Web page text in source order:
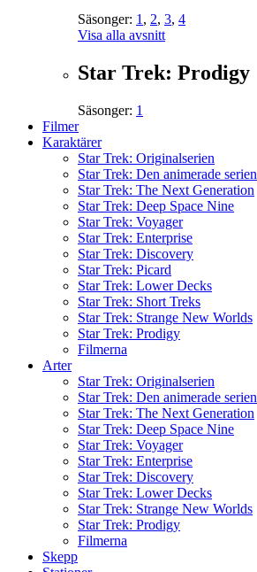
Säsonger: 1 , 2, 3, 4
Visa alla avsnitt
Star Trek: Prodigy
Säsonger: 1
Filmer
Karaktärer
Star Trek: Originalserien
Star Trek: Den animerade serien
Star Trek: The Next Generation
Star Trek: Deep Space Nine
Star Trek: Voyager
Star Trek: Enterprise
Star Trek: Discovery
Star Trek: Picard
Star Trek: Lower Decks
Star Trek: Short Treks
Star Trek: Strange New Worlds
Star Trek: Prodigy
Filmerna
Arter
Star Trek: Originalserien
Star Trek: Den animerade serien
Star Trek: The Next Generation
Star Trek: Deep Space Nine
Star Trek: Voyager
Star Trek: Enterprise
Star Trek: Discovery
Star Trek: Lower Decks
Star Trek: Strange New Worlds
Star Trek: Prodigy
Filmerna
Skepp